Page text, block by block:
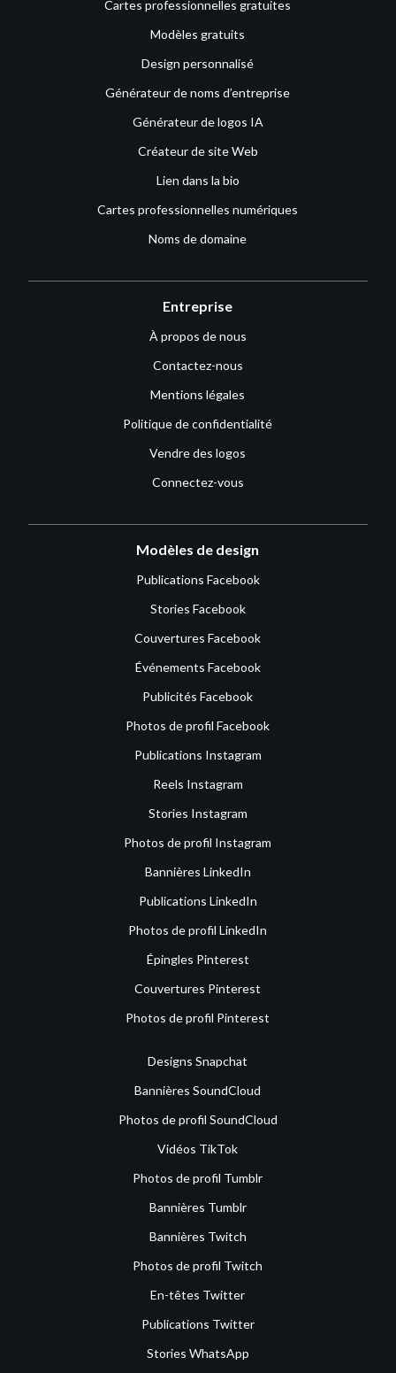
Cartes professionnelles gratuites
Modèles gratuits
Design personnalisé
Générateur de noms d’entreprise
Générateur de logos IA
Créateur de site Web
Lien dans la bio
Cartes professionnelles numériques
Noms de domaine
Entreprise
À propos de nous
Contactez-nous
Mentions légales
Politique de confidentialité
Vendre des logos
Connectez-vous
Modèles de design
Publications Facebook
Stories Facebook
Couvertures Facebook
Événements Facebook
Publicités Facebook
Photos de profil Facebook
Publications Instagram
Reels Instagram
Stories Instagram
Photos de profil Instagram
Bannières LinkedIn
Publications LinkedIn
Photos de profil LinkedIn
Épingles Pinterest
Couvertures Pinterest
Photos de profil Pinterest
Designs Snapchat
Bannières SoundCloud
Photos de profil SoundCloud
Vidéos TikTok
Photos de profil Tumblr
Bannières Tumblr
Bannières Twitch
Photos de profil Twitch
En-têtes Twitter
Publications Twitter
Stories WhatsApp